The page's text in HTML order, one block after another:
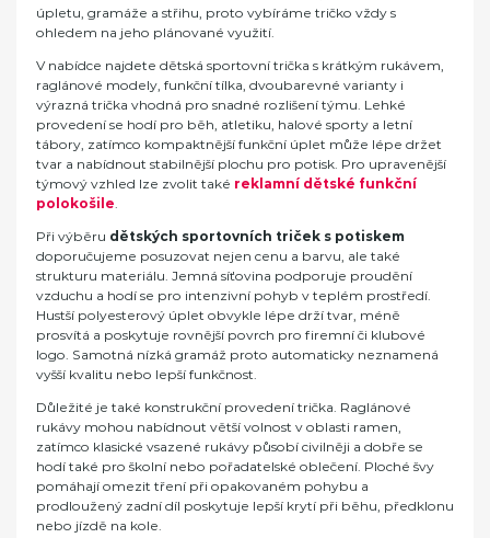
úpletu, gramáže a střihu, proto vybíráme tričko vždy s
ohledem na jeho plánované využití.
V nabídce najdete dětská sportovní trička s krátkým rukávem,
raglánové modely, funkční tílka, dvoubarevné varianty i
výrazná trička vhodná pro snadné rozlišení týmu. Lehké
provedení se hodí pro běh, atletiku, halové sporty a letní
tábory, zatímco kompaktnější funkční úplet může lépe držet
tvar a nabídnout stabilnější plochu pro potisk. Pro upravenější
týmový vzhled lze zvolit také reklamní dětské funkční
polokošile
Při výběru dětských sportovních triček s potiskem
doporučujeme posuzovat nejen cenu a barvu, ale také
strukturu materiálu. Jemná síťovina podporuje proudění
vzduchu a hodí se pro intenzivní pohyb v teplém prostředí.
Hustší polyesterový úplet obvykle lépe drží tvar, méně
prosvítá a poskytuje rovnější povrch pro firemní či klubové
logo. Samotná nízká gramáž proto automaticky neznamená
vyšší kvalitu nebo lepší funkčnost.
Důležité je také konstrukční provedení trička. Raglánové
rukávy mohou nabídnout větší volnost v oblasti ramen,
zatímco klasické vsazené rukávy působí civilněji a dobře se
hodí také pro školní nebo pořadatelské oblečení. Ploché švy
pomáhají omezit tření při opakovaném pohybu a
prodloužený zadní díl poskytuje lepší krytí při běhu, předklonu
nebo jízdě na kole.